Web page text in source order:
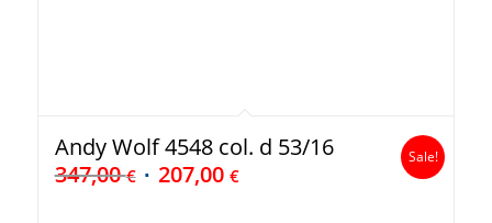
Andy Wolf 4548 col. d 53/16
347,00€ 207,00 €
Sale!